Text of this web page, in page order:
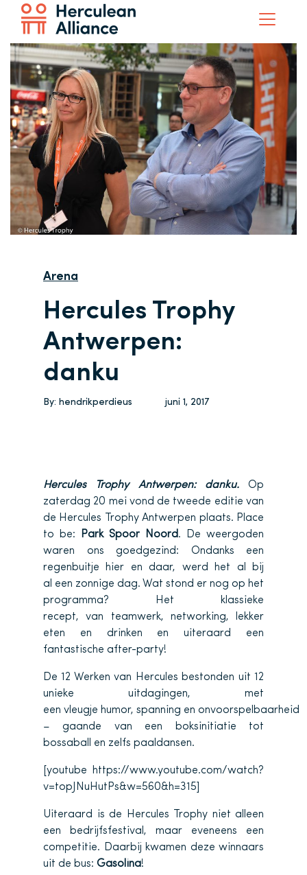
Arena
Hercules Trophy
Antwerpen:
danku
By: hendrikperdieus juni 1, 2017
Hercules Trophy Antwerpen: danku.Op
zaterdag 20 mei vond de tweede editie van
de Hercules Trophy Antwerpen plaats. Place
to be:
Park Spoor Noord. De weergoden
waren ons goedgezind: Ondanks een
regenbuitje hier en daar, werd het al bij
al een zonnige dag. Wat stond er nog op het
programma? Het klassieke
recept, van teamwerk, networking, lekker
eten en drinken en uiteraard een
fantastische after-party!
De 12 Werken van Hercules bestonden uit 12
unieke uitdagingen, met
een vleugje humor, spanning en onvoorspelbaarheid
– gaande van een boksinitiatie tot
bossaball en zelfs paaldansen.
[youtube https://www.youtube.com/watch?
v=topJNuHutPs&w=560&h=315]
Uiteraard is de Hercules Trophy niet alleen
een bedrijfsfestival, maar eveneens een
competitie. Daarbij kwamen deze winnaars
uit de bus: Gasolina!